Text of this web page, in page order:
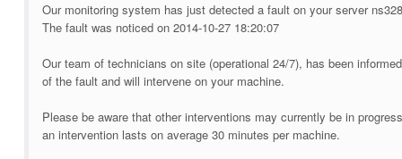
Our monitoring system has just detected a fault on your server
The fault was noticed on 2014-10-27 18:20:07
Our team of technicians on site (operational 24/7), has been informed
of the fault and will intervene on your machine.
Please be aware that other interventions may currently be in
an intervention lasts on average 30 minutes per machine.